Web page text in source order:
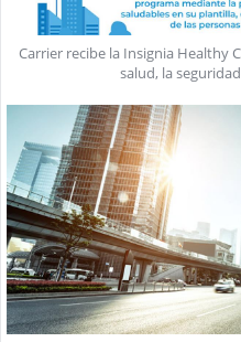
Carrier recibe la Insignia Healthy
salud, la